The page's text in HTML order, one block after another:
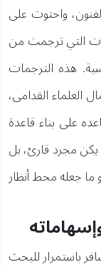
واحتوت على
التي ترجمت من
هذه الترجمات
العلماء القدامى،
على بناء قاعدة
مجرد قارئ، بل
جعله محط أنظار
باستمرار للبحث